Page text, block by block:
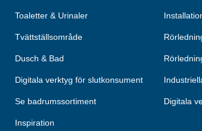
Toaletter & Urinaler
Tvättställsområde
Dusch & Bad
Digitala verktyg för slutkonsument
Se badrumssortiment
Inspiration
Digitala